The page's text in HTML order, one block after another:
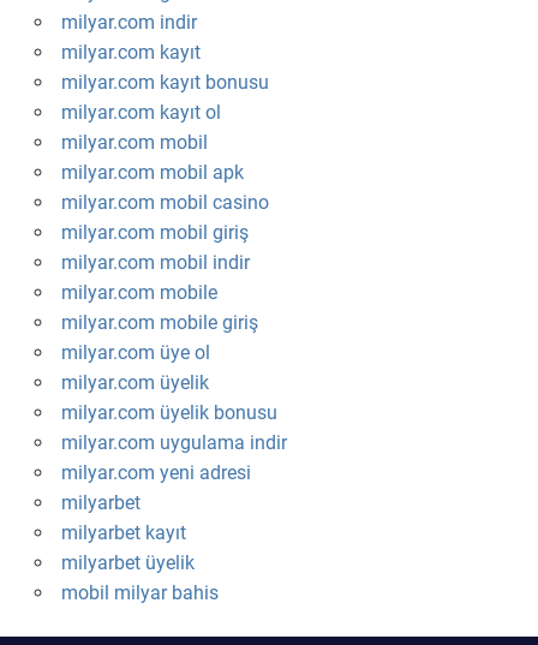
milyar.com indir
milyar.com kayıt
milyar.com kayıt bonusu
milyar.com kayıt ol
milyar.com mobil
milyar.com mobil apk
milyar.com mobil casino
milyar.com mobil giriş
milyar.com mobil indir
milyar.com mobile
milyar.com mobile giriş
milyar.com üye ol
milyar.com üyelik
milyar.com üyelik bonusu
milyar.com uygulama indir
milyar.com yeni adresi
milyarbet
milyarbet kayıt
milyarbet üyelik
mobil milyar bahis